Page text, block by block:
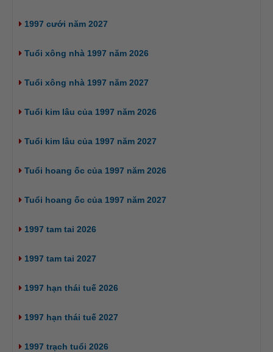
1997 cưới năm 2027
Tuổi xông nhà 1997 năm 2026
Tuổi xông nhà 1997 năm 2027
Tuổi kim lâu của 1997 năm 2026
Tuổi kim lâu của 1997 năm 2027
Tuổi hoang ốc của 1997 năm 2026
Tuổi hoang ốc của 1997 năm 2027
1997 tam tai 2026
1997 tam tai 2027
1997 hạn thái tuế 2026
1997 hạn thái tuế 2027
1997 trạch tuổi 2026